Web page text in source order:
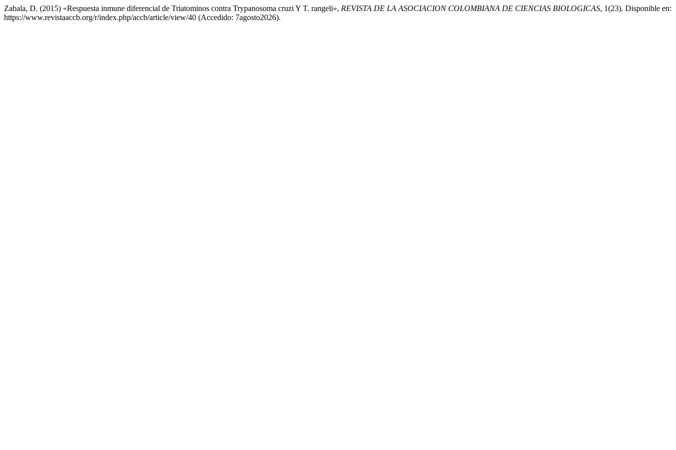
Zabala, D. (2015) «Respuesta inmune diferencial de Triatominos contra Trypanosoma cruzi Y T. rangeli», REVISTA DE LA ASOCIACION COLOMBIANA DE CIENCIAS BIOLOGICAS, 1(23). Disponible en:
https://www.revistaaccb.org/r/index.php/accb/article/view/40 (Accedido: 7agosto2026).